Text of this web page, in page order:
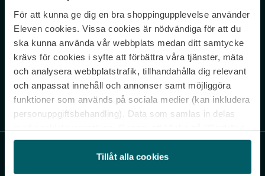
För att kunna ge dig en bra shoppingupplevelse använder
Eleven cookies. Vissa cookies är nödvändiga för att du
ska kunna använda vår webbplats medan ditt samtycke
krävs för cookies i syfte att förbättra våra tjänster, mäta
och analysera webbplatstrafik, tillhandahålla dig relevant
och anpassat innehåll och annonser samt möjliggöra
funktioner som används på sociala medier (kan inkludera
personuppgiftsbehandling). Data som samlas in delas
och gå vidare” accepterar du samtliga cookies medan du
under ”Inställningar” kan anpassa användningen av
cookies. Du kan återkalla ditt samtycke när som helst.
Tillåt alla cookies
Never miss a beat.
Sign up to our newsletter.
Genom att prenumerera accepterar du vår Integritetspolicy. Avprenumerera